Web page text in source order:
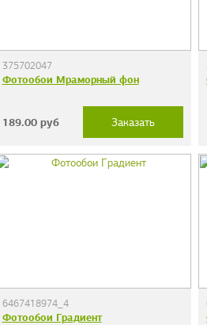
375702047
Фотообои Мраморный фон
189.00руб Заказать
6467418974_4
Фотообои Градиент